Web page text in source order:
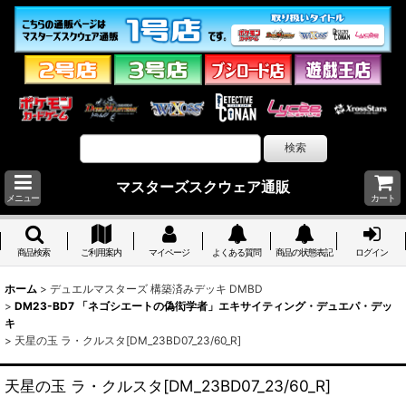
メニュー
マスターズスクウェア通販
カート
商品検索 ご利用案内 マイページ よくある質問 商品の状態表記 ログイン
ホーム > デュエルマスターズ 構築済みデッキ DMBD
> DM23-BD7 「ネゴシエートの偽衒学者」エキサイティング・デュエパ・デッ
キ
> 天星の玉 ラ・クルスタ[DM_23BD07_23/60_R]
天星の玉 ラ・クルスタ[DM_23BD07_23/60_R]